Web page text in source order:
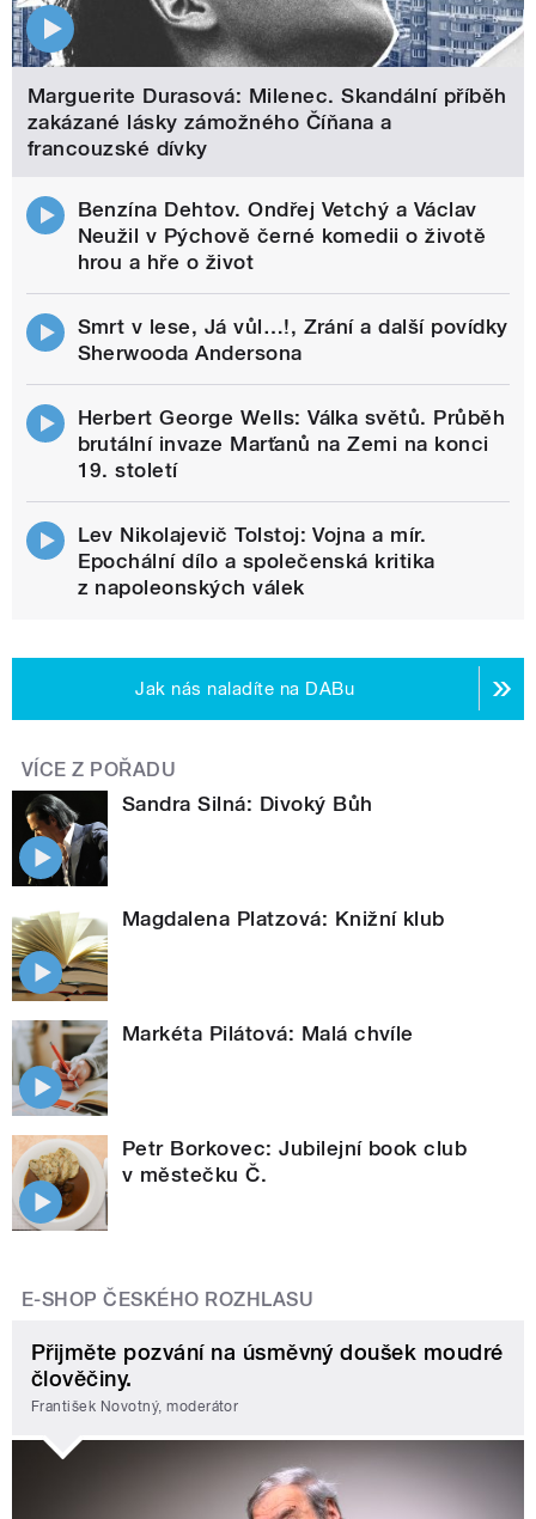
Marguerite Durasová: Milenec. Skandální příběh
zakázané lásky zámožného Číňana a
francouzské dívky
Benzína Dehtov. Ondřej Vetchý a Václav
Neužil v Pýchově černé komedii o životě
hrou a hře o život
Smrt v lese, Já vůl…!, Zrání a další povídky
Sherwooda Andersona
Herbert George Wells: Válka světů. Průběh
brutální invaze Marťanů na Zemi na konci
19. století
Lev Nikolajevič Tolstoj: Vojna a mír.
Epochální dílo a společenská kritika
z napoleonských válek
Jak nás naladíte na DABu
VÍCE Z POŘADU
Sandra Silná: Divoký Bůh
Magdalena Platzová: Knižní klub
Markéta Pilátová: Malá chvíle
Petr Borkovec: Jubilejní book club
v městečku Č.
E-SHOP ČESKÉHO ROZHLASU
Přijměte pozvání na úsměvný doušek moudré
člověčiny.
František Novotný, moderátor